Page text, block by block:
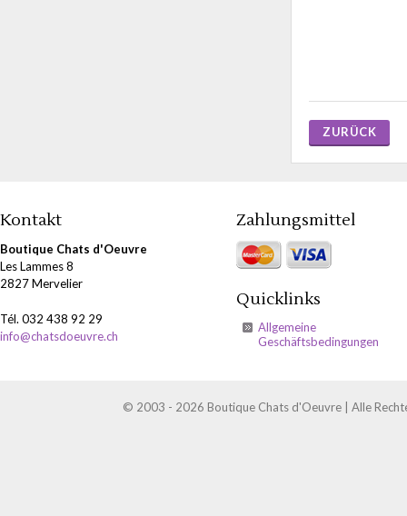
ZURÜCK
Kontakt
Boutique Chats d'Oeuvre
Les Lammes 8
2827 Mervelier
Tél. 032 438 92 29
info@chatsdoeuvre.ch
Zahlungsmittel
Quicklinks
Allgemeine
Geschäftsbedingungen
© 2003 - 2026 Boutique Chats d'Oeuvre | Alle